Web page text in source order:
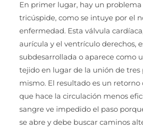
En primer lugar, hay un problema
tricúspide, como se intuye por el
enfermedad. Esta válvula
aurícula y el ventrículo derechos,
subdesarrollada o aparece como
tejido en lugar de la unión de tres
mismo. El resultado es un retorno
que hace la circulación menos
sangre ve impedido el paso
se abre y debe buscar caminos